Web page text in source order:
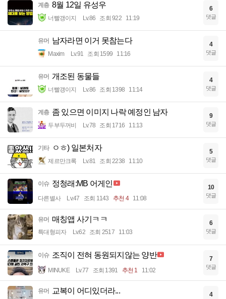
계층 8월 12일 유성우
너빨갱이지 Lv.86 조회 922 11:19
6
댓글
유머 남자라면 이거 못참는다
Maxim Lv.91 조회 1599 11:16
4
댓글
유머 개조된 동물들
너빨갱이지 Lv.86 조회 1398 11:14
4
댓글
계층 좀 있으면 이미지 나락 예정인 남자
두부두꺼비 Lv.78 조회 1716 11:13
9
댓글
기타 ㅇㅎ) 일본처자
제르만크록 Lv.81 조회 2238 11:10
5
댓글
이슈 정청래:MB 어게인
다른별사 Lv.47 조회 1143 추천 4 11:08
10
댓글
유머 매칭앱 사기ㅋㅋ
특대형피자 Lv.62 조회 2517 11:03
6
댓글
이슈 조직이 전혀 동원되지않는 양반
MINUKE Lv.77 조회 1391 추천 1 11:02
7
댓글
유머 교복이 어디있더라... 4